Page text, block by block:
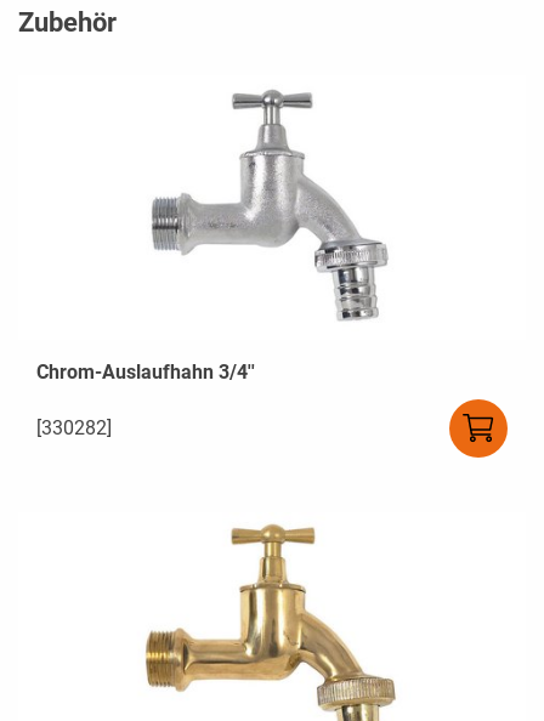
Zubehör
Chrom-Auslaufhahn 3/4''
[330282]